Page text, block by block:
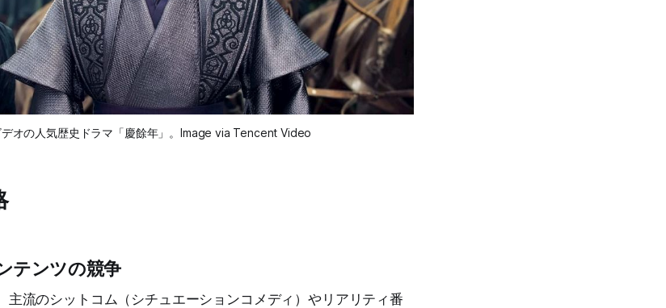
オの人気歴史ドラマ「慶餘年」。Image via Tencent Video
テンツの競争
主流のシットコム（シチュエーションコメディ）やリアリティ番